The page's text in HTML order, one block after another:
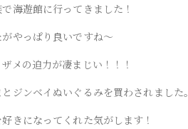
海遊館に行ってきました！
やっぱり良いですね～
メの迫力が凄まじい！！！
ジンベイぬいぐるみを買わされました。
きになってくれた気がします！